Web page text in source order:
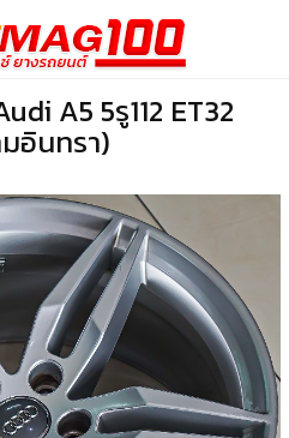
A5 5รู112 ET32
อินทรา)